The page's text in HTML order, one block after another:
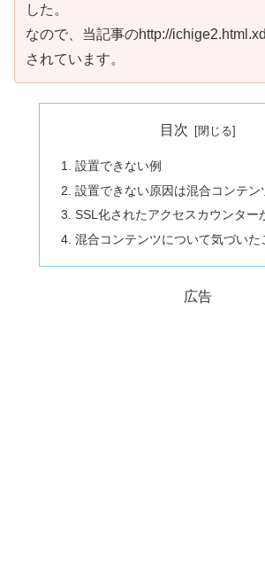
した。
なので、当記事のhttp://
されています。
目次
設置できない例
設置できない原因は混合コンテン
SSL化されたアクセスカウンター
混合コンテンツについて気づいた
広告